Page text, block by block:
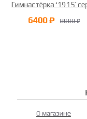
Гимнастёрка ‘1915’
6400 ₽ 8000 ₽
О магазине